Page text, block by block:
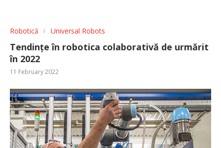
Robotică Universal Robots
Tendințe în robotica colaborativă de urmărit
în 2022
11 February 2022